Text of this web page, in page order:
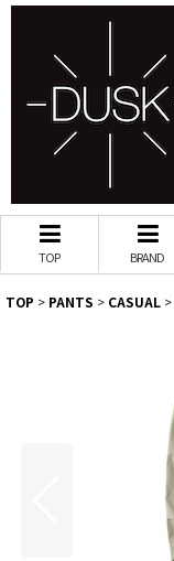
TOP BRAND
TOP > PANTS > CASUAL >